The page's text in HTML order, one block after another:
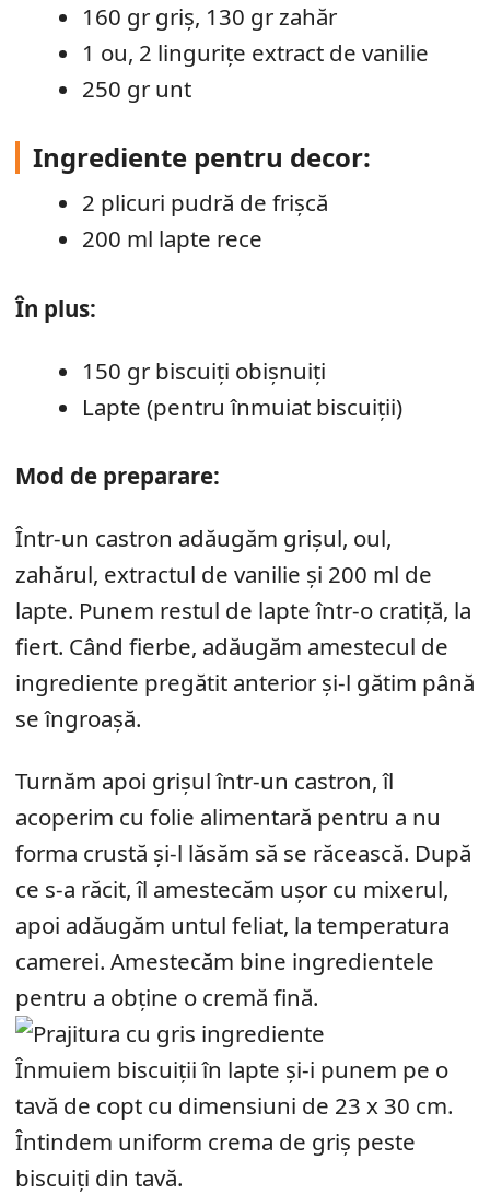
160 gr griș, 130 gr zahăr
1 ou, 2 lingurițe extract de vanilie
250 gr unt
Ingrediente pentru decor:
2 plicuri pudră de frișcă
200 ml lapte rece
În plus:
150 gr biscuiți obișnuiți
Lapte (pentru înmuiat biscuiții)
Mod de preparare:
Într-un castron adăugăm grișul, oul,
zahărul, extractul de vanilie și 200 ml de
lapte. Punem restul de lapte într-o cratiță, la
fiert. Când fierbe, adăugăm amestecul de
ingrediente pregătit anterior și-l gătim până
se îngroașă.
Turnăm apoi grișul într-un castron, îl
acoperim cu folie alimentară pentru a nu
forma crustă și-l lăsăm să se răcească. După
ce s-a răcit, îl amestecăm ușor cu mixerul,
apoi adăugăm untul feliat, la temperatura
camerei. Amestecăm bine ingredientele
pentru a obține o cremă fină.
Înmuiem biscuiții în lapte și-i punem pe o
tavă de copt cu dimensiuni de 23 x 30 cm.
Întindem uniform crema de griș peste
biscuiți din tavă.